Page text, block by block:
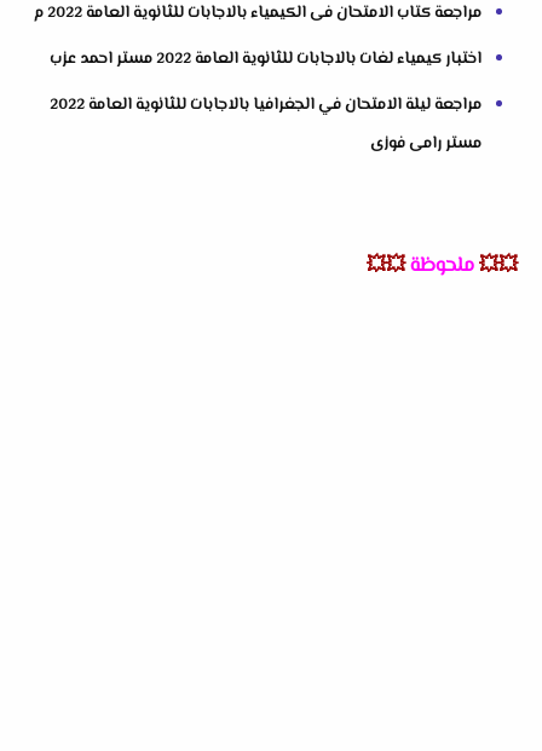
مراجعة كتاب الامتحان فى الكيمياء بالاجابات للثانوية العامة 2022 م
اختبار كيمياء لغات بالاجابات للثانوية العامة 2022 مستر احمد عزب
مراجعة ليلة الامتحان في الجغرافيا بالاجابات للثانوية العامة 2022
مستر رامى فوزى
💥💥ملحوظة💥💥